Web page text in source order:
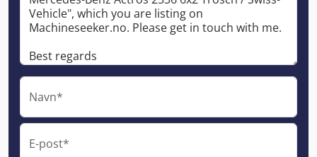
Navn*
E-post*